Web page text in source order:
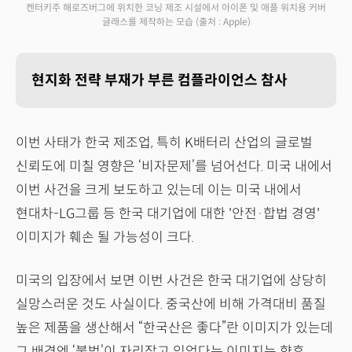
켄터키주 해로즈버그에 위치한 코닝 제조 시설에서 아이폰 및 애플 워치용 커버
글래스를 제작하는 모습 (출처 : Apple)
현지화 전략 부재가 부른 컴플라이언스 참사
이번 사태가 한국 제조업, 특히 K배터리 산업의 글로벌
신뢰도에 미칠 영향은 ‘비자문제’를 넘어선다. 미국 내에서
이번 사건을 크게 보도하고 있는데 이는 미국 내에서
현대차-LG그룹 등 한국 대기업에 대한 '안전·합법 경영'
이미지가 훼손 될 가능성이 크다.
미국의 입장에서 보면 이번 사건은 한국 대기업에 상당히
실망스러운 것도 사실이다. 중국산에 비해 가격대비 품질
높은 제품을 생산해서 “한국산은 좋다”란 이미지가 있는데